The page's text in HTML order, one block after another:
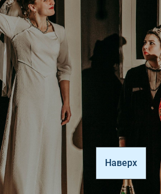
Наверх